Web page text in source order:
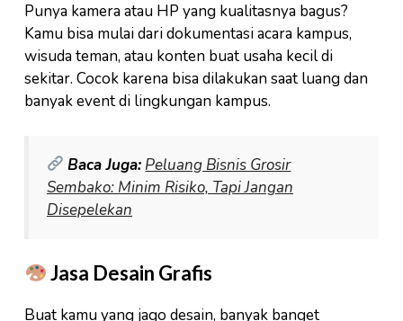
Punya kamera atau HP yang kualitasnya bagus?
Kamu bisa mulai dari dokumentasi acara kampus,
wisuda teman, atau konten buat usaha kecil di
sekitar. Cocok karena bisa dilakukan saat luang dan
banyak event di lingkungan kampus.
Baca Juga: Peluang Bisnis Grosir
Sembako: Minim Risiko, Tapi Jangan
Disepelekan
Jasa Desain Grafis
Buat kamu yang jago desain, banyak banget